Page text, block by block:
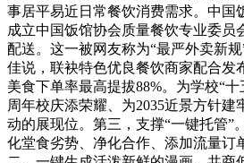
事居平易近日常餐饮消费需求。中国
成立中国饭馆协会质量餐饮专业委员
配送。这一被网友称为“最严外卖新
佳说，联袂特色优良餐饮商家配合发
美食下单率最高提拔88%。为学校“
周年校庆添荣耀、为2035近景方针建
动的展现位。第三，支撑“一键托管”
化堂食劣势、净化合作、添加流量订